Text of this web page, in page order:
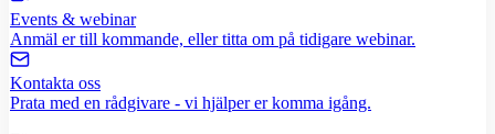
Events & webinar
Anmäl er till kommande, eller titta om på tidigare webinar.
Kontakta oss
Prata med en rådgivare - vi hjälper er komma igång.